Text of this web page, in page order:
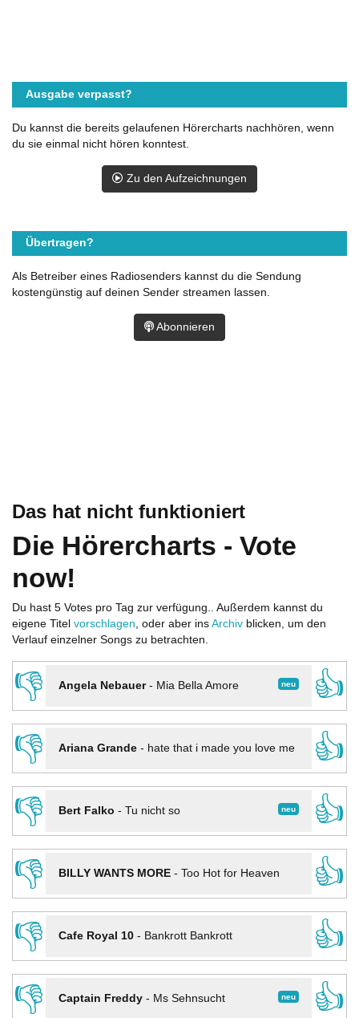
Das hat nicht funktioniert
Die Hörercharts - Vote
now!
Du hast 5 Votes pro Tag zur verfügung.. Außerdem kannst du
eigene Titel vorschlagen, oder aber ins Archiv blicken, um den
Verlauf einzelner Songs zu betrachten.
👎 neu
Angela Nebauer- Mia Bella Amore
👍
👎
Ariana Grande- hate that i made you love me
👍
👎
neu
Bert Falko - Tu nicht so
👍
👎
BILLY WANTS MORE- Too Hot for Heaven
👍
👎
Cafe Royal 10- Bankrott Bankrott
👍
👎
neu
Captain Freddy- Ms Sehnsucht
👍
Ausgabe verpasst?
Du kannst die bereits gelaufenen Hörercharts nachhören, wenn
du sie einmal nicht hören konntest.
Zu den Aufzeichnungen
Übertragen?
Als Betreiber eines Radiosenders kannst du die Sendung
kostengünstig auf deinen Sender streamen lassen.
Abonnieren